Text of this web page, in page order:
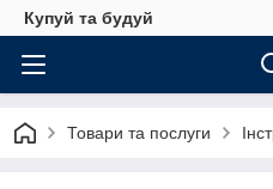
Купуй та будуй
Товари та послуги